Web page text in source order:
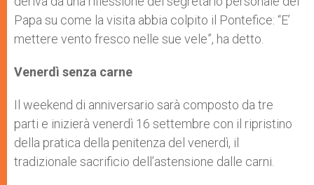
Papa su come la visita abbia colpito il Pontefice: “E’
mettere vento fresco nelle sue vele”, ha detto.
Venerdì senza carne
Il weekend di anniversario sarà composto da tre
parti e inizierà venerdì 16 settembre con il ripristino
della pratica della penitenza del venerdì, il
tradizionale sacrificio dell’astensione dalle carni.